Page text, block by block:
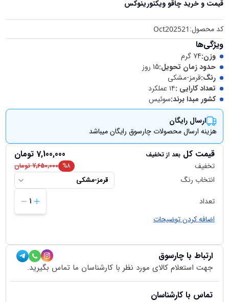
قیمت و خریدچاقو ویکتورینوکس
کد محصول: Oct202521
ویژگی‌ها
وزن:74 گرم
حدود زمان تحویل:15 روز
رنگ:قرمز-مشکی
تعداد کارایی :۱۴ عملکرد
کشور مبدا برند:سوئیس
ارسال رایگان
هزینه ارسال محصولات چارسوق رایگان میباشد
قیمت کل بعد از تخفیف 7,100,000 تومان
تخفیف %8
7,650,000 تومان
انتخاب رنگ قرمز-مشکی
تعداد
1
اضافه کردن توضیحات
ارتباط با چارسوق
جهت استعلام کالای مورد نظر با کارشناسان ما تماس بگیرید.
تماس با کارشناسان